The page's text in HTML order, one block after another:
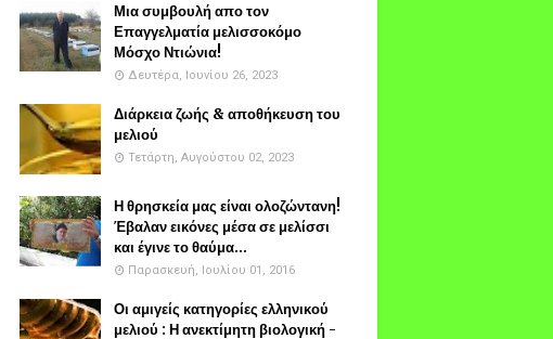
Μια συμβουλή απο τον
Επαγγελματία μελισσοκόμο
Μόσχο Ντιώνια!
Δευτέρα, Ιουνίου 26, 2023
Διάρκεια ζωής & αποθήκευση του
μελιού
Τετάρτη, Αυγούστου 02, 2023
Η θρησκεία μας είναι ολοζώντανη!
Έβαλαν εικόνες μέσα σε μελίσσι
και έγινε το θαύμα...
Παρασκευή, Ιουλίου 01, 2016
Οι αμιγείς κατηγορίες ελληνικού
μελιού : Η ανεκτίμητη βιολογική -